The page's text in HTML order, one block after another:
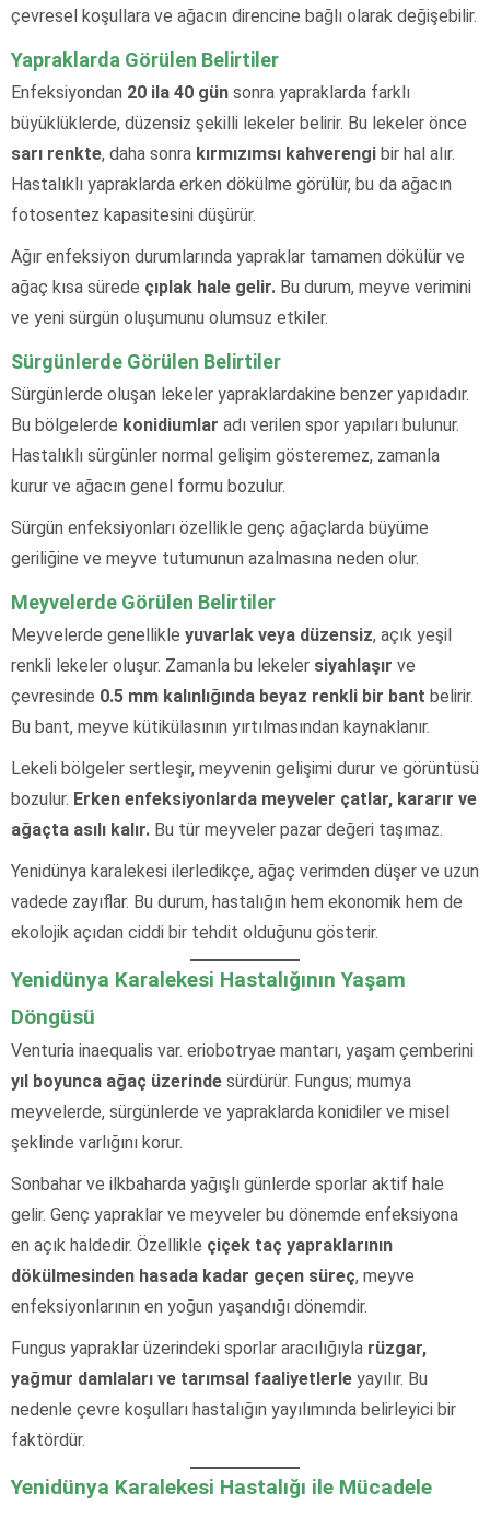
çevresel koşullara ve ağacın direncine bağlı olarak değişebilir.
Yapraklarda Görülen Belirtiler
Enfeksiyondan 20 ila 40 gün sonra yapraklarda farklı
büyüklüklerde, düzensiz şekilli lekeler belirir. Bu lekeler önce
sarı renkte, daha sonra kırmızımsı kahverengi bir hal alır.
Hastalıklı yapraklarda erken dökülme görülür, bu da ağacın
fotosentez kapasitesini düşürür.
Ağır enfeksiyon durumlarında yapraklar tamamen dökülür ve
ağaç kısa sürede çıplak hale gelir. Bu durum, meyve verimini
ve yeni sürgün oluşumunu olumsuz etkiler.
Sürgünlerde Görülen Belirtiler
Sürgünlerde oluşan lekeler yapraklardakine benzer yapıdadır.
Bu bölgelerde konidiumlar adı verilen spor yapıları bulunur.
Hastalıklı sürgünler normal gelişim gösteremez, zamanla
kurur ve ağacın genel formu bozulur.
Sürgün enfeksiyonları özellikle genç ağaçlarda büyüme
geriliğine ve meyve tutumunun azalmasına neden olur.
Meyvelerde Görülen Belirtiler
Meyvelerde genellikle yuvarlak veya düzensiz, açık yeşil
renkli lekeler oluşur. Zamanla bu lekeler siyahlaşır ve
çevresinde 0.5 mm kalınlığında beyaz renkli bir bant belirir.
Bu bant, meyve kütikülasının yırtılmasından kaynaklanır.
Lekeli bölgeler sertleşir, meyvenin gelişimi durur ve görüntüsü
bozulur. Erken enfeksiyonlarda meyveler çatlar, kararır ve
ağaçta asılı kalır. Bu tür meyveler pazar değeri taşımaz.
Yenidünya karalekesi ilerledikçe, ağaç verimden düşer ve uzun
vadede zayıflar. Bu durum, hastalığın hem ekonomik hem de
ekolojik açıdan ciddi bir tehdit olduğunu gösterir.
Yenidünya Karalekesi Hastalığının Yaşam
Döngüsü
Venturia inaequalis var. eriobotryae mantarı, yaşam çemberini
yıl boyunca ağaç üzerinde sürdürür. Fungus; mumya
meyvelerde, sürgünlerde ve yapraklarda konidiler ve misel
şeklinde varlığını korur.
Sonbahar ve ilkbaharda yağışlı günlerde sporlar aktif hale
gelir. Genç yapraklar ve meyveler bu dönemde enfeksiyona
en açık haldedir. Özellikle çiçek taç yapraklarının
dökülmesinden hasada kadar geçen süreç, meyve
enfeksiyonlarının en yoğun yaşandığı dönemdir.
Fungus yapraklar üzerindeki sporlar aracılığıyla rüzgar,
yağmur damlaları ve tarımsal faaliyetlerle yayılır. Bu
nedenle çevre koşulları hastalığın yayılımında belirleyici bir
faktördür.
Yenidünya Karalekesi Hastalığı ile Mücadele